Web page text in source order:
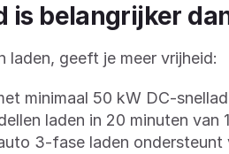
is belangrijker
laden, geeft je meer vrijheid:
minimaal 50 kW DC-
laden in 20 minuten van
3-fase laden ondersteunt